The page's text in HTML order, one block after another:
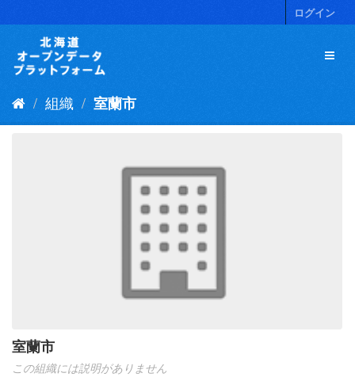
キ
ログイン
組織 室蘭市
室蘭市
この組織には説明がありません